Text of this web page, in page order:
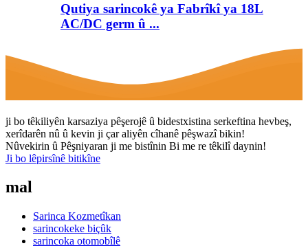
Qutiya sarincokê ya Fabrîkî ya 18L
AC/DC germ û ...
ji bo têkiliyên karsaziya pêşerojê û bidestxistina serkeftina hevbeş,
xerîdarên nû û kevin ji çar aliyên cîhanê pêşwazî bikin!
Nûvekirin û Pêşniyaran ji me bistînin Bi me re têkilî daynin!
Ji bo lêpirsînê bitikîne
mal
Sarinca Kozmetîkan
sarincokeke biçûk
sarincoka otomobîlê